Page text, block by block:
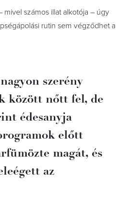
mivel számos illat alkotója – úgy
rutin sem végződhet a
szerény
között nőtt fel, de
édesanyja
előtt
magát, és
az